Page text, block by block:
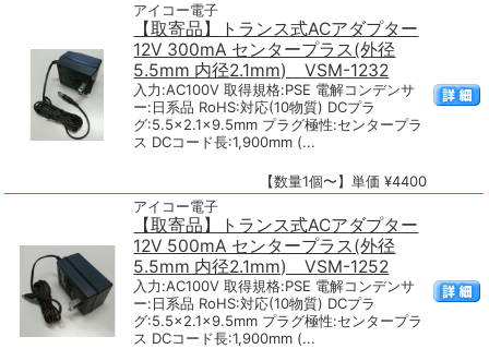
アイコー電子
【取寄品】トランス式ACアダプター
12V 300mA センタープラス(外径
5.5mm 内径2.1mm) VSM-1232
入力:AC100V 取得規格:PSE 電解コンデンサ
ー:日系品 RoHS:対応(10物質) DCプラ
グ:5.5×2.1×9.5mm プラグ極性:センタープラ
ス DCコード長:1,900mm (...
【数量1個〜】単価 ¥4400
アイコー電子
【取寄品】トランス式ACアダプター
12V 500mA センタープラス(外径
5.5mm 内径2.1mm) VSM-1252
入力:AC100V 取得規格:PSE 電解コンデンサ
ー:日系品 RoHS:対応(10物質) DCプラ
グ:5.5×2.1×9.5mm プラグ極性:センタープラ
ス DCコード長:1,900mm (...